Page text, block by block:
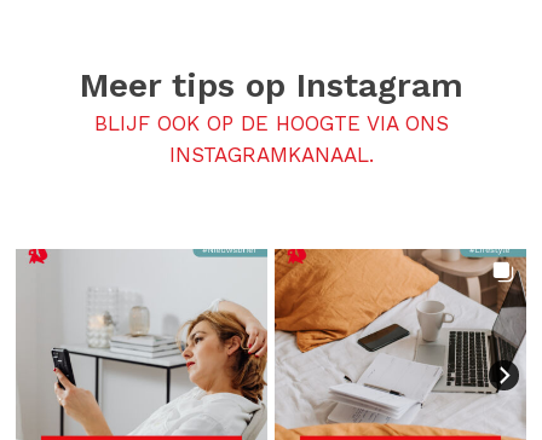
Meer tips op Instagram
BLIJF OOK OP DE HOOGTE VIA ONS
INSTAGRAMKANAAL.